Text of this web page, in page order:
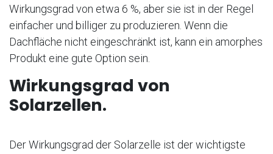
Wirkungsgrad von etwa 6 %, aber sie ist in der Regel
einfacher und billiger zu produzieren. Wenn die
Dachfläche nicht eingeschränkt ist, kann ein amorphes
Produkt eine gute Option sein.
Wirkungsgrad von
Solarzellen.
Der Wirkungsgrad der Solarzelle ist der wichtigste